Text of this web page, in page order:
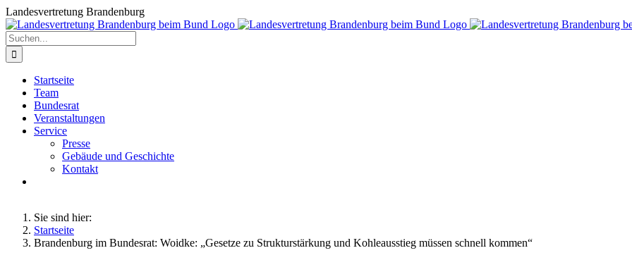
Zum
Inhalt
springen
Landesvertretung Brandenburg
Suche
nach:
Startseite
Team
Bundesrat
Veranstaltungen
Service
Presse
Gebäude und Geschichte
Kontakt
Sie sind hier:
Startseite
Brandenburg im Bundesrat: Woidke: „Gesetze zu Strukturstärkung und Kohleausstieg müssen schnell kommen“